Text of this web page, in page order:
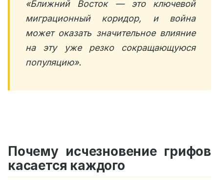
«Ближний Восток — это ключевой
миграционный коридор, и война
может оказать значительное влияние
на эту уже резко сокращающуюся
популяцию».
Почему исчезновение грифов
касается каждого